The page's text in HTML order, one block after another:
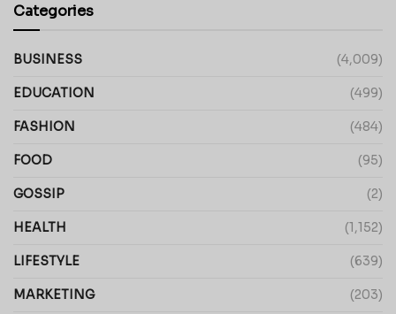
Categories
BUSINESS (4,009)
EDUCATION (499)
FASHION (484)
FOOD (95)
GOSSIP (2)
HEALTH (1,152)
LIFESTYLE (639)
MARKETING (203)